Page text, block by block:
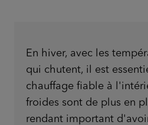
En hiver, avec les
qui chutent, il est
chauffage fiable à
froides sont de plus en
rendant important